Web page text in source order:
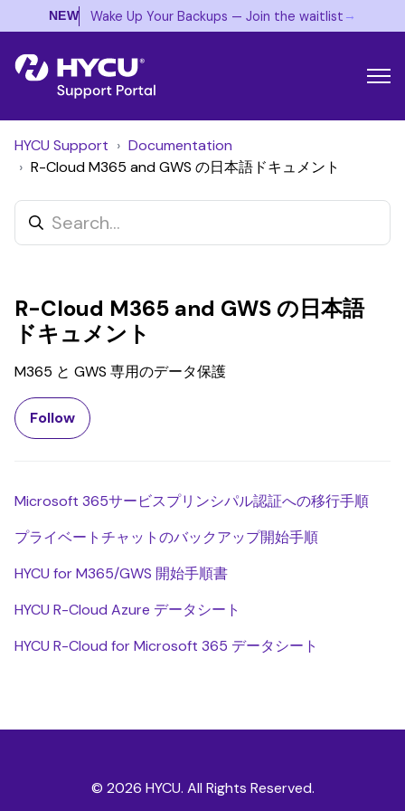
NEW Wake Up Your Backups — Join the waitlist →
HYCU Support
Documentation
R-Cloud M365 and GWS の日本語ドキュメント
R-Cloud M365 and GWS の日本語
ドキュメント
M365 と GWS 専用のデータ保護
Follow
Microsoft 365サービスプリンシパル認証への移行手順
プライベートチャットのバックアップ開始手順
HYCU for M365/GWS 開始手順書
HYCU R-Cloud Azure データシート
HYCU R-Cloud for Microsoft 365 データシート
© 2026 HYCU. All Rights Reserved.